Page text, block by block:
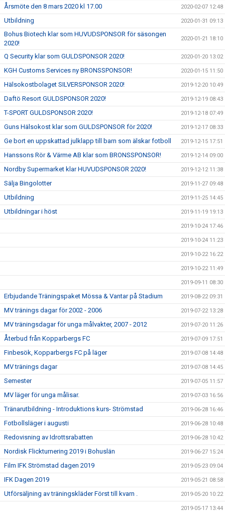
Årsmöte den 8 mars 2020 kl 17.00 2020-02-07 12:48
Utbildning 2020-01-31 09:13
Bohus Biotech klar som HUVUDSPONSOR för säsongen
2020!
2020-01-21 18:10
Q Security klar som GULDSPONSOR 2020! 2020-01-20 13:02
KGH Customs Services ny BRONSSPONSOR! 2020-01-15 11:50
Hälsokostbolaget SILVERSPONSOR 2020! 2019-12-20 10:49
Daftö Resort GULDSPONSOR 2020! 2019-12-19 08:43
T-SPORT GULDSPONSOR 2020! 2019-12-18 07:49
Guns Hälsokost klar som GULDSPONSOR för 2020! 2019-12-17 08:33
Ge bort en uppskattad julklapp till barn som älskar fotboll 2019-12-15 17:51
Hanssons Rör & Värme AB klar som BRONSSPONSOR! 2019-12-14 09:00
Nordby Supermarket klar HUVUDSPONSOR 2020! 2019-12-12 11:38
Sälja Bingolotter 2019-11-27 09:48
Utbildning 2019-11-25 14:45
Utbildningar i höst 2019-11-19 19:13
2019-10-24 17:46
2019-10-24 11:23
2019-10-22 16:22
2019-10-22 11:49
2019-09-11 08:30
Erbjudande Träningspaket Mössa & Vantar på Stadium 2019-08-22 09:31
MV tränings dagar för 2002 - 2006 2019-07-22 13:28
MV träningsdagar för unga målvakter, 2007 - 2012 2019-07-20 11:26
Återbud från Kopparbergs FC 2019-07-09 17:51
Finbesök, Kopparbergs FC på läger 2019-07-08 14:48
MV tränings dagar 2019-07-08 14:45
Semester 2019-07-05 11:57
MV läger för unga målisar. 2019-07-03 16:56
Tränarutbildning - Introduktions kurs- Strömstad 2019-06-28 16:46
Fotbollsläger i augusti 2019-06-28 10:48
Redovisning av Idrottsrabatten 2019-06-28 10:42
Nordisk Flickturnering 2019 i Bohuslän 2019-06-27 15:24
Film IFK Strömstad dagen 2019 2019-05-23 09:04
IFK Dagen 2019 2019-05-21 08:58
Utförsäljning av träningskläder Först till kvarn . 2019-05-20 10:22
2019-05-17 13:44